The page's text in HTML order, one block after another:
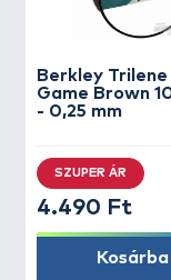
Berkley Trilene
Game Brown
- 0,25 mm
SZUPER ÁR
4.490 Ft
Kosárba